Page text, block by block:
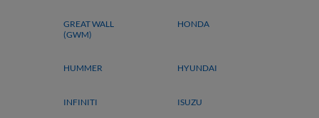
GREAT WALL
(GWM)
HONDA
HUMMER HYUNDAI
INFINITI ISUZU